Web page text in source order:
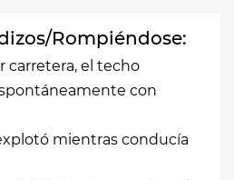
Rompiéndose:
carretera, el techo
con
mientras conducía